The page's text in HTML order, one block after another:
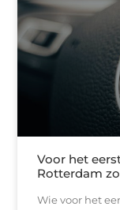
Voor het
Rotterdam
Wie voor het